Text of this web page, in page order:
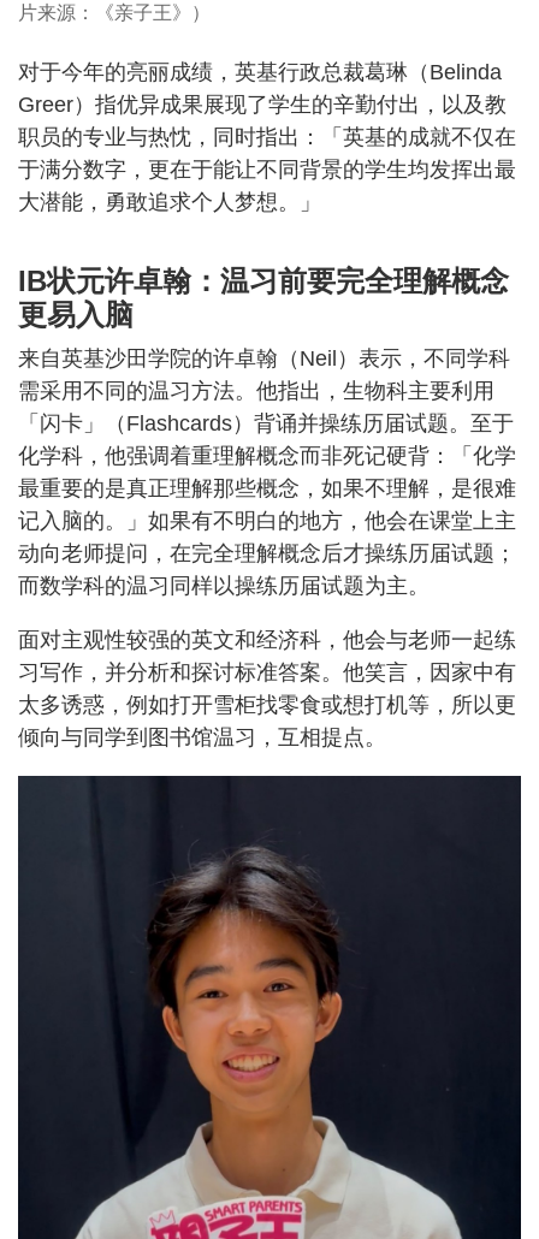
片来源：《亲子王》）
对于今年的亮丽成绩，英基行政总裁葛琳（Belinda
Greer）指优异成果展现了学生的辛勤付出，以及教
职员的专业与热忱，同时指出：「英基的成就不仅在
于满分数字，更在于能让不同背景的学生均发挥出最
大潜能，勇敢追求个人梦想。」
IB状元许卓翰：温习前要完全理解概念
更易入脑
来自英基沙田学院的许卓翰（Neil）表示，不同学科
需采用不同的温习方法。他指出，生物科主要利用
「闪卡」（Flashcards）背诵并操练历届试题。至于
化学科，他强调着重理解概念而非死记硬背：「化学
最重要的是真正理解那些概念，如果不理解，是很难
记入脑的。」如果有不明白的地方，他会在课堂上主
动向老师提问，在完全理解概念后才操练历届试题；
而数学科的温习同样以操练历届试题为主。
面对主观性较强的英文和经济科，他会与老师一起练
习写作，并分析和探讨标准答案。他笑言，因家中有
太多诱惑，例如打开雪柜找零食或想打机等，所以更
倾向与同学到图书馆温习，互相提点。